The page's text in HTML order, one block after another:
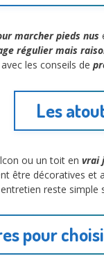
marcher pieds nus
régulier mais
les conseils de
Les
ou un toit en vrai
être décoratives
reste
pour